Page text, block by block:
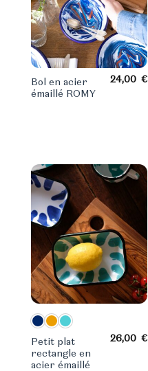
Bol en acier
émaillé ROMY
24,00€
Petit plat
rectangle en
acier émaillé
26,00€